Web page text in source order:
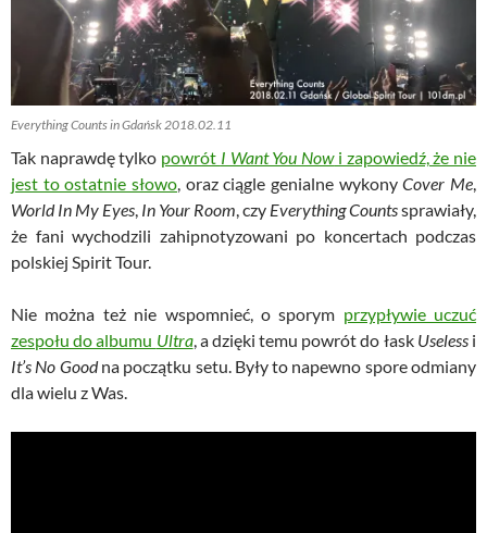
Everything Counts in Gdańsk 2018.02.11
Tak naprawdę tylko powrót I Want You Nowi zapowiedź, że nie
jest to ostatnie słowo, oraz ciągle genialne wykonyCover Me,
World In My Eyes, In Your Room, czy Everything Countssprawiały,
że fani wychodzili zahipnotyzowani po koncertach podczas
polskiej Spirit Tour.
Nie można też nie wspomnieć, o sporym przypływie uczuć
zespołu do albumu Ultra, a dzięki temu powrót do łask Uselessi
It’s No Goodna początku setu. Były to napewno spore odmiany
dla wielu z Was.